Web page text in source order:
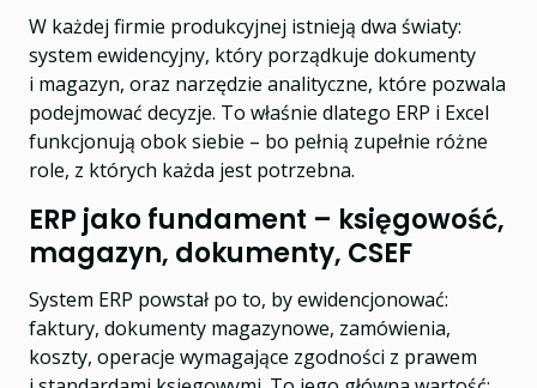
W każdej firmie produkcyjnej istnieją dwa światy:
system ewidencyjny, który porządkuje dokumenty
i magazyn, oraz narzędzie analityczne, które pozwala
podejmować decyzje. To właśnie dlatego ERP i Excel
funkcjonują obok siebie – bo pełnią zupełnie różne
role, z których każda jest potrzebna.
ERP jako fundament – księgowość,
magazyn, dokumenty, CSEF
System ERP powstał po to, by ewidencjonować:
faktury, dokumenty magazynowe, zamówienia,
koszty, operacje wymagające zgodności z prawem